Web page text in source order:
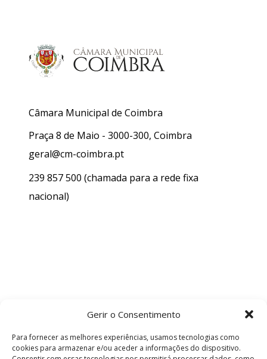
Gerir o Consentimento
Para fornecer as melhores experiências, usamos tecnologias como
cookies para armazenar e/ou aceder a informações do dispositivo.
Câmara Municipal de Coimbra
Praça 8 de Maio - 3000-300, Coimbra
geral@cm-coimbra.pt
239 857 500 (chamada para a rede fixa
nacional)